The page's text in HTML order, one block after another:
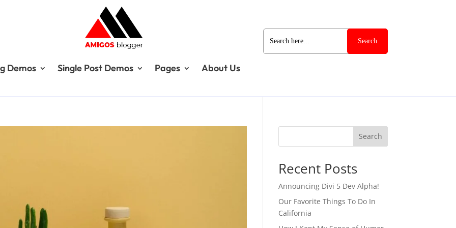
Demos Single Post Demos Pages About Us
Search
for:
Search
Recent Posts
Announcing Divi 5 Dev Alpha!
Our Favorite Things To Do In
California